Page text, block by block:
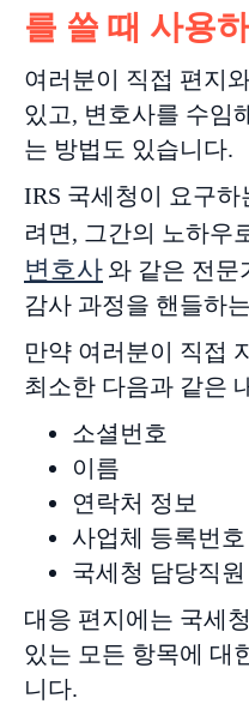
를 쓸 때 사용
여러분이 직접 편지
있고, 변호사를 수임
는 방법도 있습니다.
IRS 국세청이 요구
려면, 그간의 노하우
변호사 와 같은 전문
감사 과정을 핸들하
만약 여러분이 직접
최소한 다음과 같은
소셜번호
이름
연락처 정보
사업체 등록번호
국세청 담당직
대응 편지에는 국세
있는 모든 항목에 대
니다.